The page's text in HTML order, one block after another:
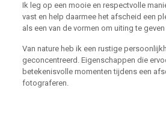
Ik leg op een mooie en respectvolle
vast en help daarmee het afscheid een
als een van de vormen om uiting te
Van nature heb ik een rustige
geconcentreerd. Eigenschappen die
betekenisvolle momenten tijdens een
fotograferen.